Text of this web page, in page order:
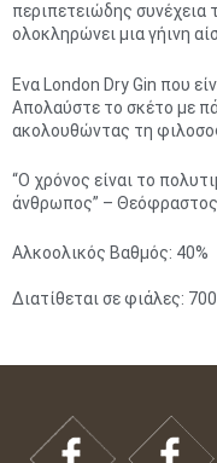
περιπετειώδης συνέχεια
ολοκληρώνει μια γήινη
Ενα London Dry Gin που
Απολαύστε το σκέτο με
ακολουθώντας τη
“Ο χρόνος είναι το
άνθρωπος” –
Αλκοολικός Βαθμός: 40%
Διατίθεται σε φιάλες: